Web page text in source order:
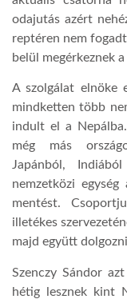
AFRIKA TUDÁSTÁR
A NAP SZÉPE
GLOBOZSARU
DOBRAVERO.HU
LATIMO.HU
odajutás azért
reptéren nem
belül megérkeznek
A szolgálat elnöke
mindketten több
indult el a
még más
Japánból,
nemzetközi
mentést.
illetékes
majd együtt
Szenczy Sándor
hétig lesznek kint